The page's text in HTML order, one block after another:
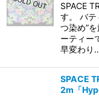
SPACE
す。 バテ
つ染め”
ーティー
早変わり
SPACE
2m「